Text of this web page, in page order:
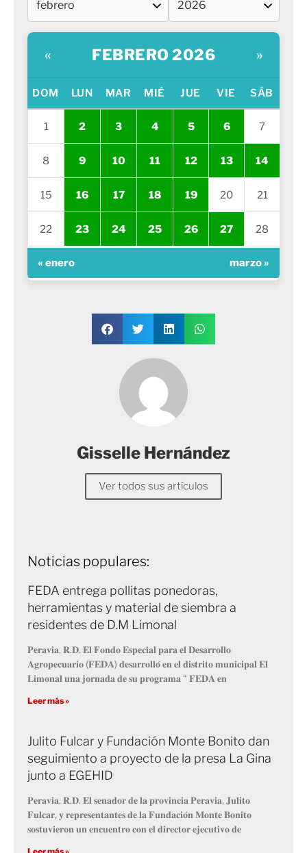
« FEBRERO 2026 »
DOM LUN MAR MIÉ JUE VIE SÁB
1 2 3 4 5 6 7
8 9 10 11 12 13 14
15 16 17 18 19 20 21
22 23 24 25 26 27 28
« enero marzo »
Gisselle Hernández
Ver todos sus artículos
Noticias populares:
FEDA entrega pollitas ponedoras,
herramientas y material de siembra a
residentes de D.M Limonal
𝐏𝐞𝐫𝐚𝐯𝐢𝐚, 𝐑.𝐃. 𝐄𝐥 𝐅𝐨𝐧𝐝𝐨 𝐄𝐬𝐩𝐞𝐜𝐢𝐚𝐥 𝐩𝐚𝐫𝐚 𝐞𝐥 𝐃𝐞𝐬𝐚𝐫𝐫𝐨𝐥𝐥𝐨
𝐀𝐠𝐫𝐨𝐩𝐞𝐜𝐮𝐚𝐫𝐢𝐨 (𝐅𝐄𝐃𝐀) 𝐝𝐞𝐬𝐚𝐫𝐫𝐨𝐥𝐥𝐨́ 𝐞𝐧 𝐞𝐥 𝐝𝐢𝐬𝐭𝐫𝐢𝐭𝐨 𝐦𝐮𝐧𝐢𝐜𝐢𝐩𝐚𝐥 𝐄𝐥
𝐋𝐢𝐦𝐨𝐧𝐚𝐥 𝐮𝐧𝐚 𝐣𝐨𝐫𝐧𝐚𝐝𝐚 𝐝𝐞 𝐬𝐮 𝐩𝐫𝐨𝐠𝐫𝐚𝐦𝐚 “ 𝐅𝐄𝐃𝐀 𝐞𝐧
Leer más »
Julito Fulcar y Fundación Monte Bonito dan
seguimiento a proyecto de la presa La Gina
junto a EGEHID
𝐏𝐞𝐫𝐚𝐯𝐢𝐚, 𝐑.𝐃. 𝐄𝐥 𝐬𝐞𝐧𝐚𝐝𝐨𝐫 𝐝𝐞 𝐥𝐚 𝐩𝐫𝐨𝐯𝐢𝐧𝐜𝐢𝐚 𝐏𝐞𝐫𝐚𝐯𝐢𝐚, 𝐉𝐮𝐥𝐢𝐭𝐨
𝐅𝐮𝐥𝐜𝐚𝐫, 𝐲 𝐫𝐞𝐩𝐫𝐞𝐬𝐞𝐧𝐭𝐚𝐧𝐭𝐞𝐬 𝐝𝐞 𝐥𝐚 𝐅𝐮𝐧𝐝𝐚𝐜𝐢𝐨́𝐧 𝐌𝐨𝐧𝐭𝐞 𝐁𝐨𝐧𝐢𝐭𝐨
𝐬𝐨𝐬𝐭𝐮𝐯𝐢𝐞𝐫𝐨𝐧 𝐮𝐧 𝐞𝐧𝐜𝐮𝐞𝐧𝐭𝐫𝐨 𝐜𝐨𝐧 𝐞𝐥 𝐝𝐢𝐫𝐞𝐜𝐭𝐨𝐫 𝐞𝐣𝐞𝐜𝐮𝐭𝐢𝐯𝐨 𝐝𝐞